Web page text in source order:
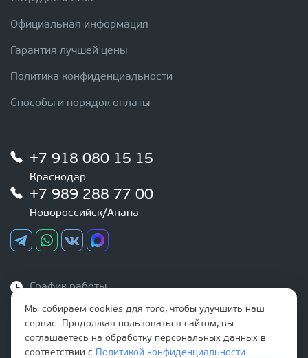
Официальная информация
Гарантия лучшей цены
Политика конфиденциальности
Способы и порядок оплаты
+7 918 080 15 15
Краснодар
+7 989 288 77 00
Новороссийск/Анапа
График работы
с 9:00 до 20:00
Наша почта
Мы собираем cookies для того, чтобы улучшить наш
сервис. Продолжая пользоваться сайтом, вы
соглашаетесь на обработку персональных данных в
соответствии с
Политикой конфиденциальности.